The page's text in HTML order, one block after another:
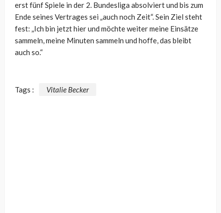
erst fünf Spiele in der 2. Bundesliga absolviert und bis zum
Ende seines Vertrages sei „auch noch Zeit“. Sein Ziel steht
fest: „Ich bin jetzt hier und möchte weiter meine Einsätze
sammeln, meine Minuten sammeln und hoffe, das bleibt
auch so.“
Tags : Vitalie Becker